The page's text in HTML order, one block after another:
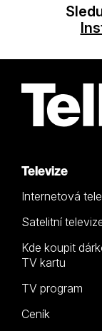
Televize
Internetová
Satelitní
Kde koupit
TV kartu
TV program
Ceník